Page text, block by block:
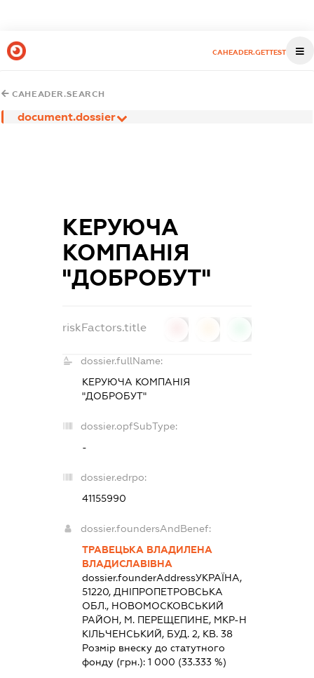
CAHEADER.GETTEST
CAHEADER.SEARCH
document.dossier
КЕРУЮЧА
КОМПАНІЯ
"ДОБРОБУТ"
riskFactors.title
dossier.fullName:
КЕРУЮЧА КОМПАНІЯ
"ДОБРОБУТ"
dossier.opfSubType:
-
dossier.edrpo:
41155990
dossier.foundersAndBenef:
ТРАВЕЦЬКА ВЛАДИЛЕНА
ВЛАДИСЛАВІВНА
dossier.founderAddressУКРАЇНА,
51220, ДНIПРОПЕТРОВСЬКА
ОБЛ., НОВОМОСКОВСЬКИЙ
РАЙОН, М. ПЕРЕЩЕПИНЕ, МКР-Н
КІЛЬЧЕНСЬКИЙ, БУД. 2, КВ. 38
Розмір внеску до статутного
фонду (грн.): 1 000 (33.333 %)